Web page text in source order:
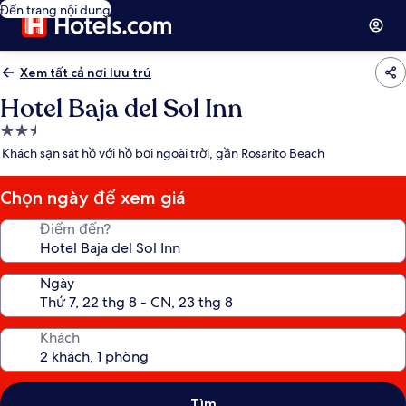
Đến trang nội dung
Xem tất cả nơi lưu trú
Hotel Baja del Sol Inn
Nơi
lưu
2.5
sao
Khách sạn sát hồ với hồ bơi ngoài trời, gần Rosarito Beach
Chọn ngày để xem giá
Điểm đến?
Ngày
Khách